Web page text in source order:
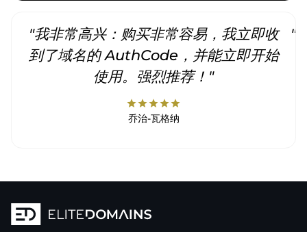
"我非常高兴：购买非常容易，我立即收
到了域名的 AuthCode，并能立即开始
使用。强烈推荐！"
starstarstarstarstar
乔治-瓦格纳
"